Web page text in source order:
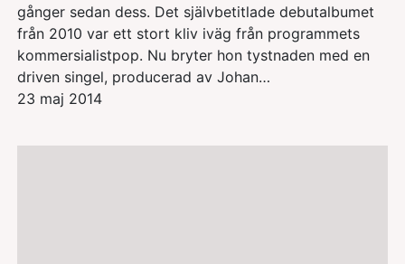
gånger sedan dess. Det självbetitlade debutalbumet
från 2010 var ett stort kliv iväg från programmets
kommersialistpop. Nu bryter hon tystnaden med en
driven singel, producerad av Johan…
23 maj 2014